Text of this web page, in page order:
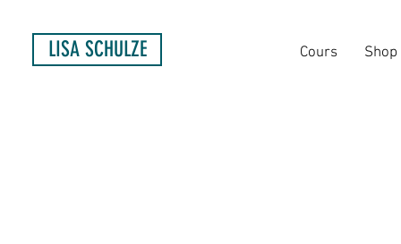
Cours Shop
LISA SCHULZE